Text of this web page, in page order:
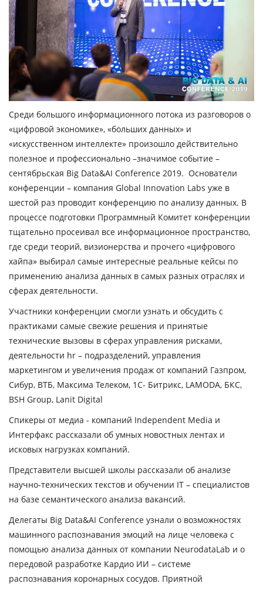
Среди большого информационного потока из разговоров о
«цифровой экономике», «больших данных» и
«искусственном интеллекте» произошло действительно
полезное и профессионально –значимое событие –
сентябрьская Big Data&AI Conference 2019. Основатели
конференции – компания Global Innovation Labs уже в
шестой раз проводит конференцию по анализу данных. В
процессе подготовки Программный Комитет конференции
тщательно просеивал все информационное пространство,
где среди теорий, визионерства и прочего «цифрового
хайпа» выбирал самые интересные реальные кейсы по
применению анализа данных в самых разных отраслях и
сферах деятельности.
Участники конференции смогли узнать и обсудить с
практиками самые свежие решения и принятые
технические вызовы в сферах управления рисками,
деятельности hr – подразделений, управления
маркетингом и увеличения продаж от компаний Газпром,
Сибур, ВТБ, Максима Телеком, 1С- Битрикс, LAMODA, БКС,
BSH Group, Lanit Digital
Спикеры от медиа - компаний Independent Media и
Интерфакс рассказали об умных новостных лентах и
исковых нагрузках компаний.
Представители высшей школы рассказали об анализе
научно-технических текстов и обучении IT – специалистов
на базе семантического анализа вакансий.
Делегаты Big Data&AI Conferеnce узнали о возможностях
машинного распознавания эмоций на лице человека с
помощью анализа данных от компании NeurodataLab и о
передовой разработке Кардио ИИ – системе
распознавания коронарных сосудов. Приятной